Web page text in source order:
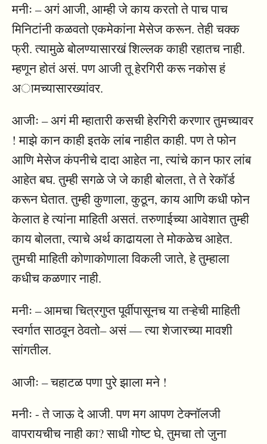
मनीः – अगं आजी, आम्ही जे काय करतो ते पाच पाच
मिनिटांनी कळवतो एकमेकांना मेसेज करून. तेही चक्क
फ्री. त्यामुळे बोलण्यासारखं शिल्लक काही रहातच नाही.
म्हणून होतं असं. पण आजी तू हेरगिरी करू नकोस हं
अामच्यासारख्यांवर.
आजीः – अगं मी म्हातारी कसची हेरगिरी करणार तुमच्यावर
! माझे कान काही इतके लांब नाहीत काही. पण ते फोन
आणि मेसेज कंपनीचे दादा आहेत ना, त्यांचे कान फार लांब
आहेत बघ. तुम्ही सगळे जे जे काही बोलता, ते ते रेकॉर्ड
करून घेतात. तुम्ही कुणाला, कुठून, काय आणि कधी फोन
केलात हे त्यांना माहिती असतं. तरुणाईच्या आवेशात तुम्ही
काय बोलता, त्याचे अर्थ काढायला ते मोकळेच आहेत.
तुमची माहिती कोणाकोणाला विकली जाते, हे तुम्हाला
कधीच कळणार नाही.
मनीः – आमचा चित्रगुप्त पूर्वीपासूनच या तऱ्हेची माहिती
स्वर्गात साठवून ठेवतो– असं — त्या शेजारच्या मावशी
सांगतील.
आजीः – चहाटळ पणा पुरे झाला मने !
मनीः - ते जाऊ दे आजी. पण मग आपण टेक्नॉलजी
वापरायचीच नाही का? साधी गोष्ट घे, तुमचा तो जुना